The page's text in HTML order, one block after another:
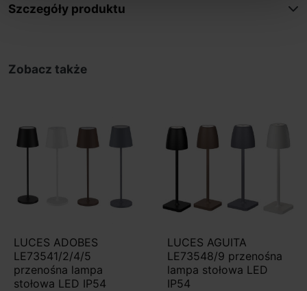
Szczegóły produktu
Zobacz także
LUCES ADOBES
LE73541/2/4/5
przenośna lampa
stołowa LED IP54
LUCES AGUITA
LE73548/9 przenośna
lampa stołowa LED
IP54